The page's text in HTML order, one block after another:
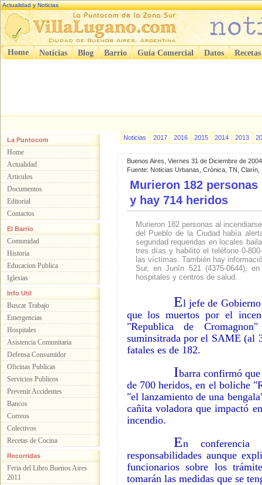
Actualidad y Noticias
Home Noticias Blog Barrio Guía Comercial Datos Recetas
La Puntocom
Home
Actualidad
Articulos
Documentos
Editorial
Contactos
El Barrio
Comunidad
Historia
Educacion Publica
Iglesias
Info Util
Buscar Trabajo
Emergencias
Hospitales
Asistencia Comunitaria
Defensa Consumidor
Oficinas Publicas
Servicios Publicos
Prevenir Accidentes
Bancos
Correos
Colectivos
Recetas de Cocina
Recorridas
Feria del Libro Buenos Aires
2011
Noticias 2017 2016 2015 2014 2013
Buenos Aires, Viernes 31 de Diciembre de 2004
Fuente: Noticias Urbanas, Crónica, TN, Clarín,
Murieron 182
y hay 714 heridos
Murieron 182 personas al
del Pueblo de la Ciudad había
seguridad requeridas en locales
tres días y habilitó el teléfono 0-
las víctimas. También hay
Sur, en Junín 521 (4375-0644);
hospitales y centros de salud.
El jefe de
que los muertos por el
"Republica de
suminsitrada por el SAME (al
fatales es de 182.
Ibarra confirmó
de 700 heridos, en el boliche
"el lanzamiento de una
cañita voladora que impactó
incendio.
En
responsabilidades aunque
funcionarios sobre los
tomarán las medidas que se